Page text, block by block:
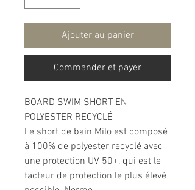
Ajouter au panier
Commander et payer
BOARD SWIM SHORT EN
POLYESTER RECYCLÉ
Le short de bain Milo est composé
à 100% de polyester recyclé avec
une protection UV 50+, qui est le
facteur de protection le plus élevé